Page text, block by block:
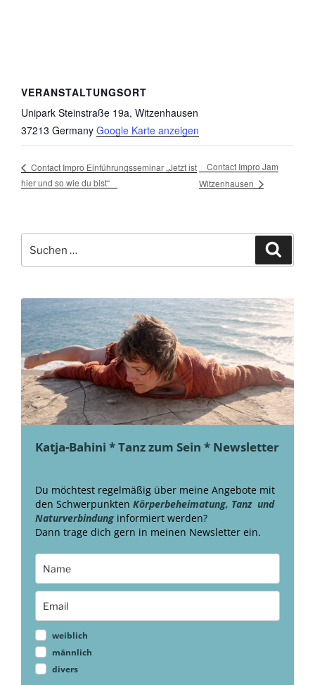
VERANSTALTUNGSORT
Unipark Steinstraße 19a, Witzenhausen
37213 Germany Google Karte anzeigen
Contact Impro Einführungsseminar „Jetzt ist
hier und so wie du bist“
Contact Impro Jam
Witzenhausen
nach:
Katja-Bahini * Tanz zum Sein * Newsletter
Du möchtest regelmäßig über meine Angebote mit
den Schwerpunkten Körperbeheimatung, Tanz und
Naturverbindung informiert werden?
Dann trage dich gern in meinen Newsletter ein.
weiblich
männlich
divers